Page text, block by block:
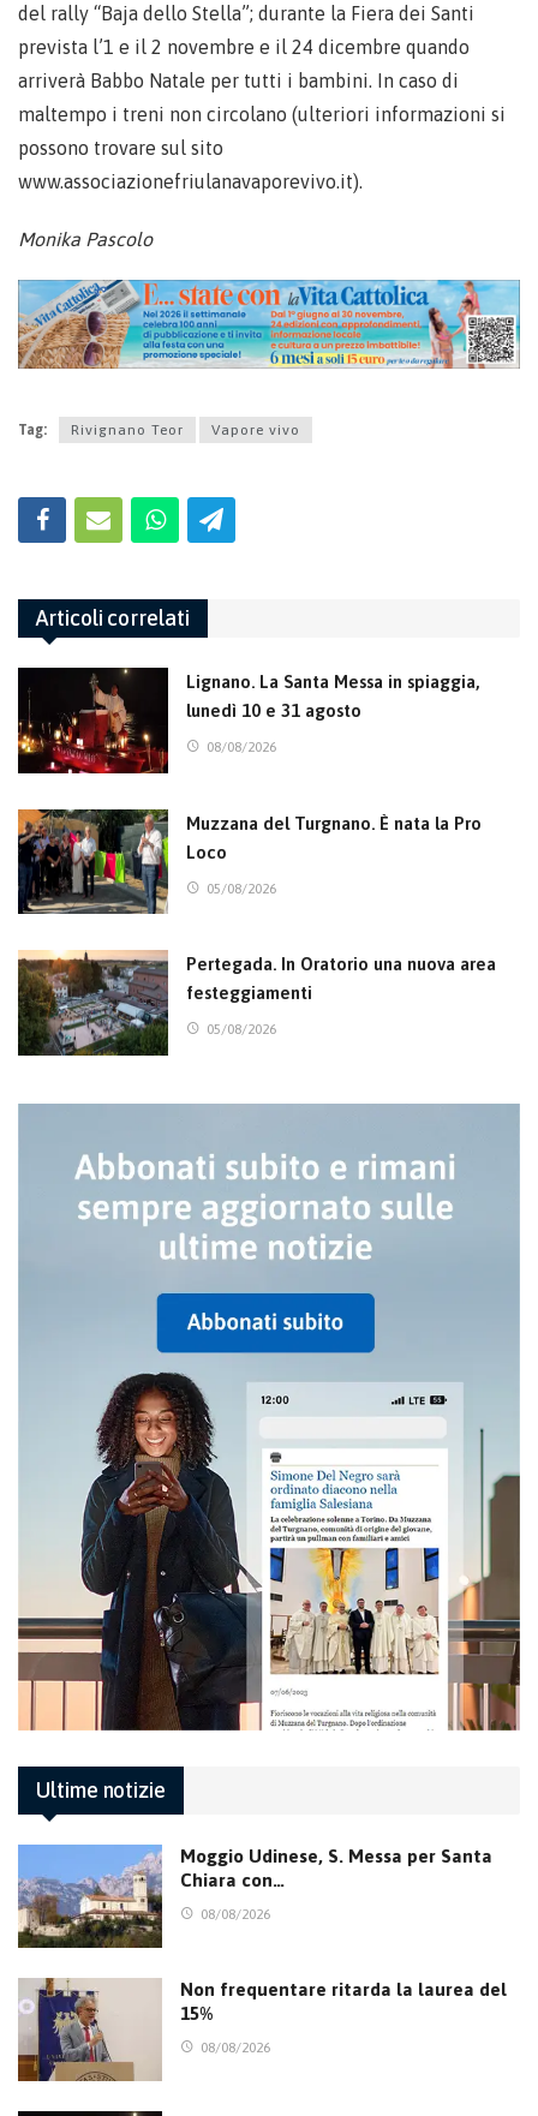
del rally “Baja dello Stella”; durante la Fiera dei Santi
prevista l’1 e il 2 novembre e il 24 dicembre quando
arriverà Babbo Natale per tutti i bambini. In caso di
maltempo i treni non circolano (ulteriori informazioni si
possono trovare sul sito
www.associazionefriulanavaporevivo.it).
Monika Pascolo
Tag: Rivignano Teor Vapore vivo
Articoli correlati
Lignano. La Santa Messa in spiaggia,
lunedì 10 e 31 agosto
08/08/2026
Muzzana del Turgnano. È nata la Pro
Loco
05/08/2026
Pertegada. In Oratorio una nuova area
festeggiamenti
05/08/2026
Ultime notizie
Moggio Udinese, S. Messa per Santa
Chiara con…
08/08/2026
Non frequentare ritarda la laurea del
15%
08/08/2026